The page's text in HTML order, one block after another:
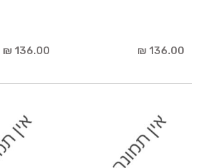
136.00 ₪
136.00 ₪